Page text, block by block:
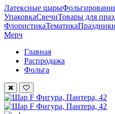
Латексные шары
УпаковкаСвечиТовары для
ФлористикаТематикаПраздники
Мерч
Главная
Распродажа
Фольга